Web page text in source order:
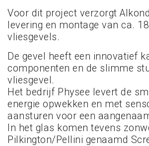
Voor dit project verzorgt
levering en montage van ca.
vliesgevels.
De gevel heeft een innovatief
componenten en de slimme
vliesgevel.
Het bedrijf Physee levert de
energie opwekken en met
aansturen voor een
In het glas komen tevens
Pilkington/Pellini genaamd